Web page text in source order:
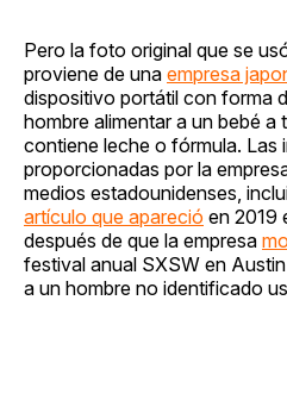
Pero la foto original que se
proviene de una empresa
dispositivo portátil con forma
hombre alimentar a un bebé a
contiene leche o fórmula. Las
proporcionadas por la
medios estadounidenses,
artículo que apareció en 2019
después de que la empresa
festival anual SXSW en
a un hombre no identificado